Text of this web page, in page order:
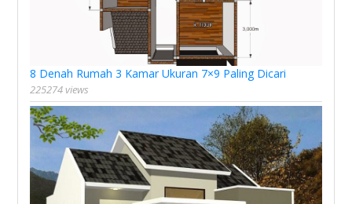
8 Denah Rumah 3 Kamar Ukuran 7×9 Paling Dicari
225274 views